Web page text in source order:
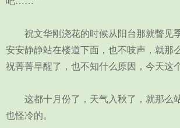
祝文华刚浇花的时候从阳台那就瞥见季
安安静静站在楼道下面，也不吱声，就那
祝菁菁早醒了，也不知什么原因，今天这
这都十月份了，天气入秋了，就那么
也怪冷的。